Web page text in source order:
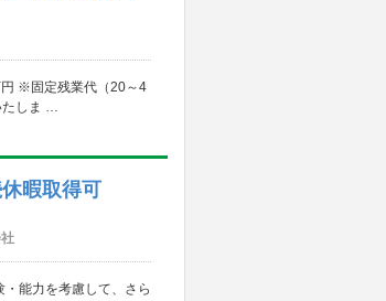
円 ※固定残業代（20～4
たしま …
暇取得可
能力を考慮して、さら